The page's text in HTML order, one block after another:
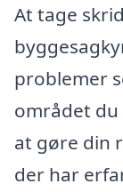
At tage
problemer
området
at gøre din
der har